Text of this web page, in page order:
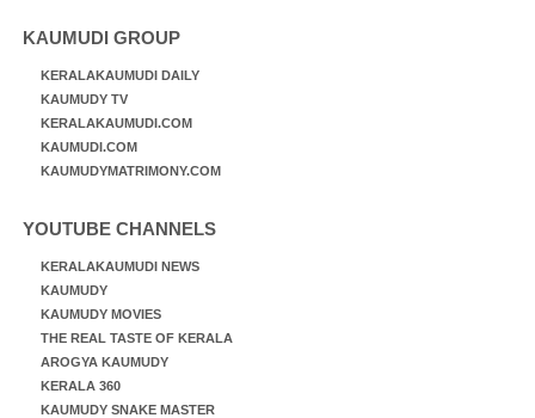
KAUMUDI GROUP
KERALAKAUMUDI DAILY
KAUMUDY TV
KERALAKAUMUDI.COM
KAUMUDI.COM
KAUMUDYMATRIMONY.COM
YOUTUBE CHANNELS
KERALAKAUMUDI NEWS
KAUMUDY
KAUMUDY MOVIES
THE REAL TASTE OF KERALA
AROGYA KAUMUDY
KERALA 360
KAUMUDY SNAKE MASTER